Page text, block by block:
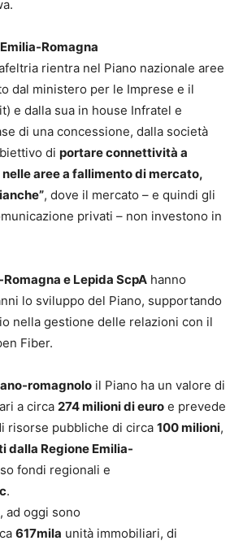
Romagna
rientra nel Piano nazionale aree
dal ministero per le Imprese e il
e dalla sua in house Infratel e
di una concessione, dalla società
di portare connettività a
aree a fallimento di mercato,
, dove il mercato – e quindi gli
privati – non investono in
e Lepida ScpA hanno
lo sviluppo del Piano, supportando
nella gestione delle relazioni con il
Fiber.
romagnolo il Piano ha un valore di
a circa 274 milioni di euro e prevede
risorse pubbliche di circa 100 milioni,
dalla Regione Emilia-
fondi regionali e
.
, ad oggi sono
617mila unità immobiliari, di